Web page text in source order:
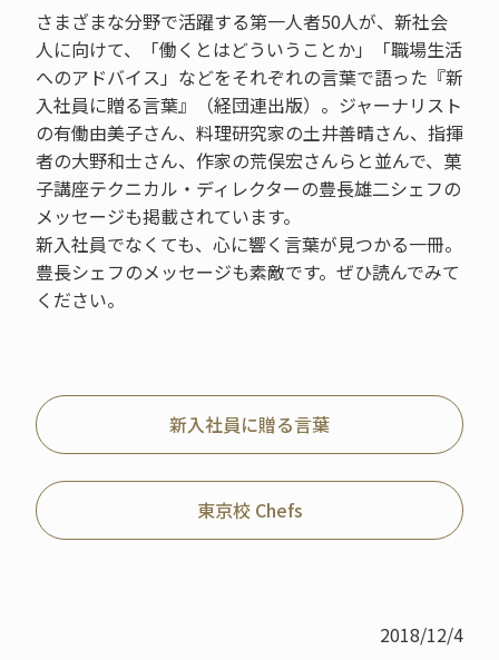
さまざまな分野で活躍する第一人者50人が、新社会
人に向けて、「働くとはどういうことか」「職場生活
へのアドバイス」などをそれぞれの言葉で語った『新
入社員に贈る言葉』（経団連出版）。ジャーナリスト
の有働由美子さん、料理研究家の土井善晴さん、指揮
者の大野和士さん、作家の荒俣宏さんらと並んで、菓
子講座テクニカル・ディレクターの豊長雄二シェフの
メッセージも掲載されています。
新入社員でなくても、心に響く言葉が見つかる一冊。
豊長シェフのメッセージも素敵です。ぜひ読んでみて
ください。
新入社員に贈る言葉
東京校 Chefs
2018/12/4